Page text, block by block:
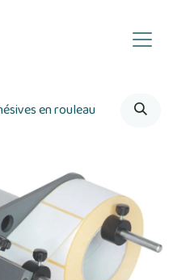
en rouleau